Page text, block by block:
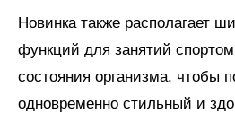
Новинка также располагает
функций для занятий
состояния организма, чтобы
одновременно стильный и